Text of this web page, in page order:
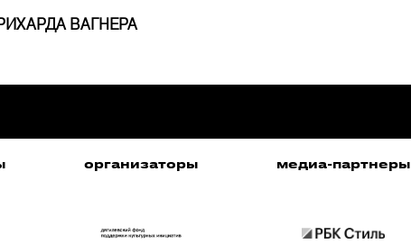
ВАГНЕРА
организаторы медиа-партнеры